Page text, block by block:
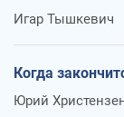
Игар Тышкевич
Когда
Юрий